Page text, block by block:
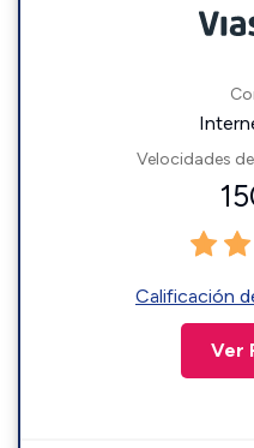
Velocidades
Calificación
Ver